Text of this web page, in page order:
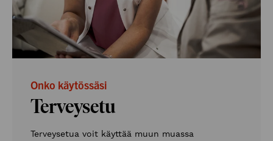
Onko käytössäsi
Terveysetu
Terveysetua voit käyttää muun muassa